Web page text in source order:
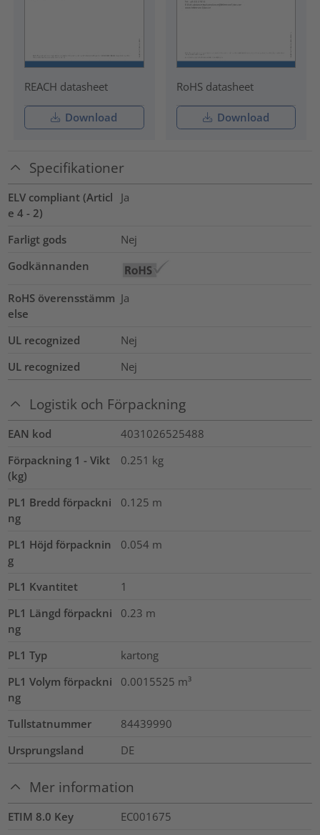
REACH datasheet
Download
RoHS datasheet
Download
Specifikationer
ELV compliant (Articl
e 4 - 2)
Ja
Farligt gods
Nej
Godkännanden
RoHS överensstämm
else
Ja
UL recognized
Nej
UL recognized
Nej
Logistik och Förpackning
EAN kod
4031026525488
Förpackning 1 - Vikt
(kg)
0.251 kg
PL1 Bredd förpackni
ng
0.125 m
PL1 Höjd förpacknin
g
0.054 m
PL1 Kvantitet
1
PL1 Längd förpackni
ng
0.23 m
PL1 Typ
kartong
PL1 Volym förpackni
ng
0.0015525 m³
Tullstatnummer
84439990
Ursprungsland
DE
Mer information
ETIM 8.0 Key
EC001675